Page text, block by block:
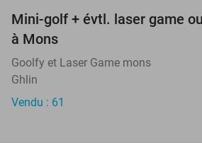
Mini-golf + évtl. laser game
à Mons
Goolfy et Laser Game mons
Ghlin
Vendu : 61